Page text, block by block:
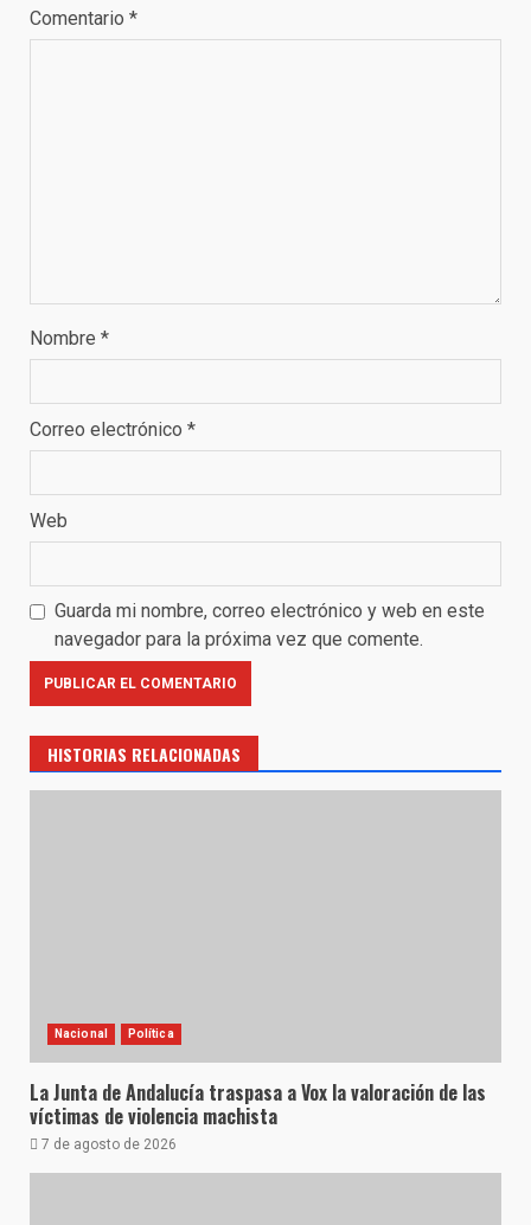
Comentario *
Nombre *
Correo electrónico *
Web
Guarda mi nombre, correo electrónico y web en este
navegador para la próxima vez que comente.
HISTORIAS RELACIONADAS
Nacional Política
La Junta de Andalucía traspasa a Vox la valoración de las
víctimas de violencia machista
7 de agosto de 2026